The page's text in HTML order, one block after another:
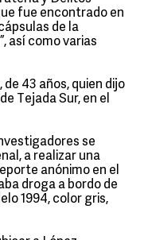
fue encontrado en
de la
así como varias
43 años, quien dijo
Tejada Sur, en el
se
a realizar una
anónimo en el
droga a bordo de
1994, color gris,